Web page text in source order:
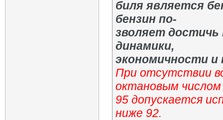
биля является
бензин по-
зволяет
динамики,
экономичности и
При отсутствии
октановым числом
95 допускается
ниже 92.